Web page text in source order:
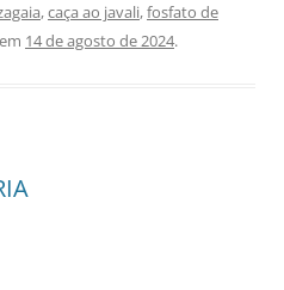
,caça ao javali,fosfato de
em 14 de agosto de 2024.